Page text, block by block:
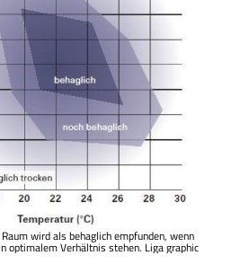
wird als behaglich empfunden, wenn
optimalem Verhältnis stehen. Liga graphic